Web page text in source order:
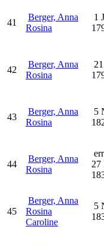
41
Berger, Anna
Rosina
1
42
Berger, Anna
Rosina
43
Berger, Anna
Rosina
5
44
Berger, Anna
Rosina
27
45
Berger, Anna
Rosina
Caroline
5